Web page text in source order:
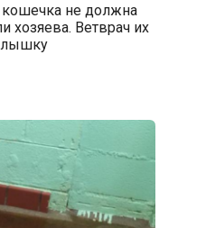
не должна
хозяева. Ветврач их